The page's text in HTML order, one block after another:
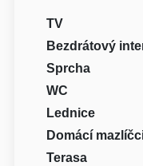
TV
Bezdrátový
Sprcha
WC
Lednice
Domácí
Terasa